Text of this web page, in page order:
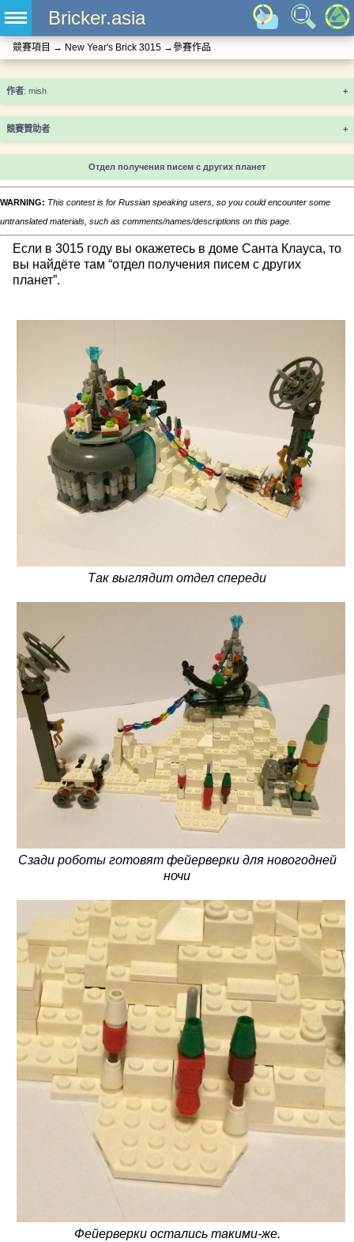
Bricker.asia
競賽項目 → New Year's Brick 3015 →參賽作品
+
競賽贊助者 +
Отдел получения писем с других планет
WARNING: This contest is for Russian speaking users, so you could encounter some
untranslated materials, such as comments/names/descriptions on this page.
Если в 3015 году вы окажетесь в доме Санта Клауса, то
вы найдёте там “отдел получения писем с других
планет”.
Так выглядит отдел спереди
Сзади роботы готовят фейерверки для новогодней
ночи
Фейерверки остались такими-же.